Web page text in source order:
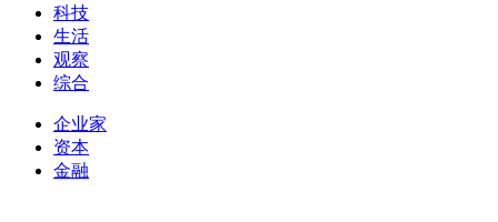
科技
生活
观察
综合
企业家
资本
金融